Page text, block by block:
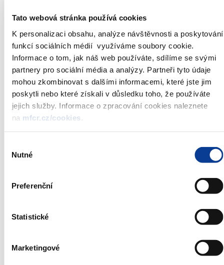
Tato webová stránka používá cookies
K personalizaci obsahu, analýze návštěvnosti a poskytování
funkcí sociálních médií využíváme soubory cookie.
Informace o tom, jak náš web používáte, sdílíme se svými
partnery pro sociální média a analýzy. Partneři tyto údaje
mohou zkombinovat s dalšími informacemi, které jste jim
poskytli nebo které získali v důsledku toho, že používáte
jejich služby. Informace o zpracování cookies naleznete
na mfcr.cz/cookies
souhlasu
Nutné
Preferenční
Statistické
Marketingové
(%)
Úvěry
Počet 685 740 786 483 857 875
stavebního
spoření
překlenovací
2)
196 890 236 785 275 008 313 152
Přírůstek
v tom: ze
35,073
překlenovací
100,377
naspořená
částka